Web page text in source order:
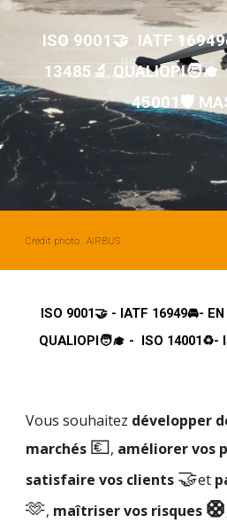
ISO 9001🤝 IATF
13485🔬 QUALIOPI🧑‍🎓
45001🛡️
Crédit photo : AIRBUS
ISO 9001🤝 - IATF 16949🚘-
QUALIOPI🧑‍🎓 - ISO 14001♻️-
Vous souhaitez développer
marchés 💶, améliorer vos
satisfaire vos clients 🤝et
🫶, maîtriser vos risques 🛟